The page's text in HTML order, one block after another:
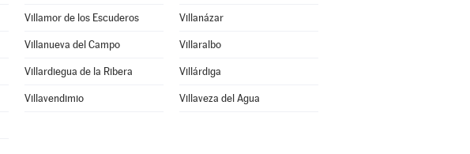
Villamor de los Escuderos Villanázar
Villanueva del Campo Villaralbo
Villardiegua de la Ribera Villárdiga
Villavendimio Villaveza del Agua